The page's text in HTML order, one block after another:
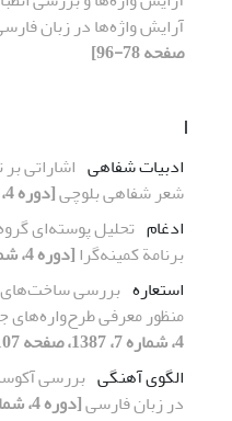
آرایش واژه‌ها در زبان
صفحه 78-96]
ا
ادبیات شفاهی اشاراتی
شعر شفاهی بلوچی[دوره 4، شماره 7، 1387، صفحه 28-41]
ادغام تحلیل پوسته‌ای
برنامة کمینه‌گرا[دوره 4، شماره 7، 1387، صفحه 1-29]
استعاره بررسی ساخت‌های
منظور معرفی
4، شماره 7، 1387، صفحه 107-124]
الگوی آهنگی بررسی
در زبان فارسی[دوره 4، شماره 7، 1387، صفحه 124-143]